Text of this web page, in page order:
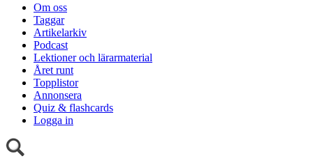
Om oss
Taggar
Artikelarkiv
Podcast
Lektioner och lärarmaterial
Året runt
Topplistor
Annonsera
Quiz & flashcards
Logga in